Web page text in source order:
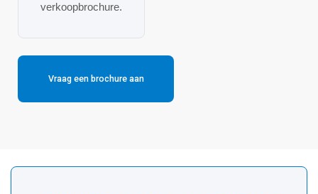
verkoopbrochure.
Vraag een brochure aan